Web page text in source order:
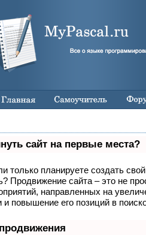
сайт на первые места?
только планируете создать
Продвижение сайта – это не
направленных на
и повышение его позиций в